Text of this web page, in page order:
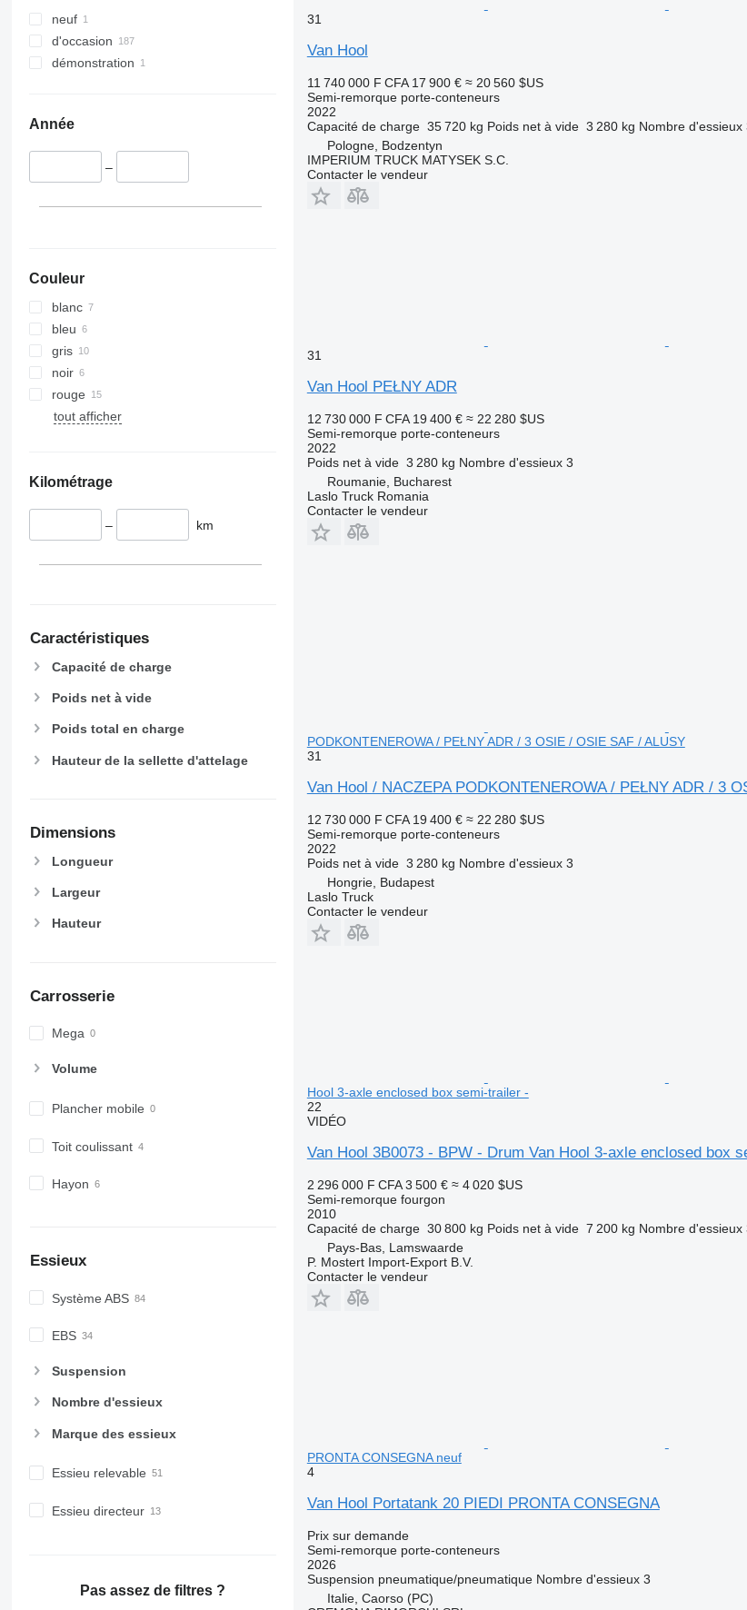
neuf
d'occasion
démonstration
Année
–
Couleur
blanc
bleu
gris
noir
rouge
tout afficher
Kilométrage
– km
Caractéristiques
Capacité de charge
Poids net à vide
Poids total en charge
Hauteur de la sellette d'attelage
Dimensions
Longueur
Largeur
Hauteur
Carrosserie
Mega
Volume
Plancher mobile
Toit coulissant
Hayon
Essieux
Système ABS
EBS
Suspension
Nombre d'essieux
Marque des essieux
Essieu relevable
Essieu directeur
Pas assez de filtres ?
31
Van Hool
11 740 000 F CFA 17 900 € ≈ 20 560 $US
Semi-remorque porte-conteneurs
2022
Capacité de charge 35 720 kg Poids net à vide 3 280 kg Nombre d'essieux
Pologne, Bodzentyn
IMPERIUM TRUCK MATYSEK S.C.
Contacter le vendeur
31
Van Hool PEŁNY ADR
12 730 000 F CFA 19 400 € ≈ 22 280 $US
Semi-remorque porte-conteneurs
2022
Poids net à vide 3 280 kg Nombre d'essieux 3
Roumanie, Bucharest
Laslo Truck Romania
Contacter le vendeur
PODKONTENEROWA / PEŁNY ADR / 3 OSIE / OSIE SAF / ALUSY
31
Van Hool / NACZEPA PODKONTENEROWA / PEŁNY ADR / 3
12 730 000 F CFA 19 400 € ≈ 22 280 $US
Semi-remorque porte-conteneurs
2022
Poids net à vide 3 280 kg Nombre d'essieux 3
Hongrie, Budapest
Laslo Truck
Contacter le vendeur
Hool 3-axle enclosed box semi-trailer -
22
VIDÉO
Van Hool 3B0073 - BPW - Drum Van Hool 3-axle enclosed box
2 296 000 F CFA 3 500 € ≈ 4 020 $US
Semi-remorque fourgon
2010
Capacité de charge 30 800 kg Poids net à vide 7 200 kg Nombre d'essieux
Pays-Bas, Lamswaarde
P. Mostert Import-Export B.V.
Contacter le vendeur
PRONTA CONSEGNA neuf
4
Van Hool Portatank 20 PIEDI PRONTA CONSEGNA
Prix sur demande
Semi-remorque porte-conteneurs
2026
Suspension pneumatique/pneumatique Nombre d'essieux 3
Italie, Caorso (PC)